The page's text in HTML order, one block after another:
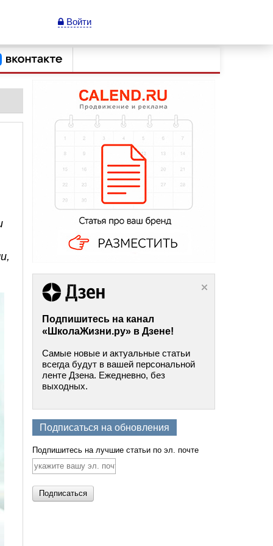
Войти
Подпишитесь на канал
«ШколаЖизни.ру» в Дзене!
Самые новые и актуальные статьи
всегда будут в вашей персональной
ленте Дзена. Ежедневно, без
выходных.
Подписаться на обновления
Подпишитесь на лучшие статьи по эл. почте